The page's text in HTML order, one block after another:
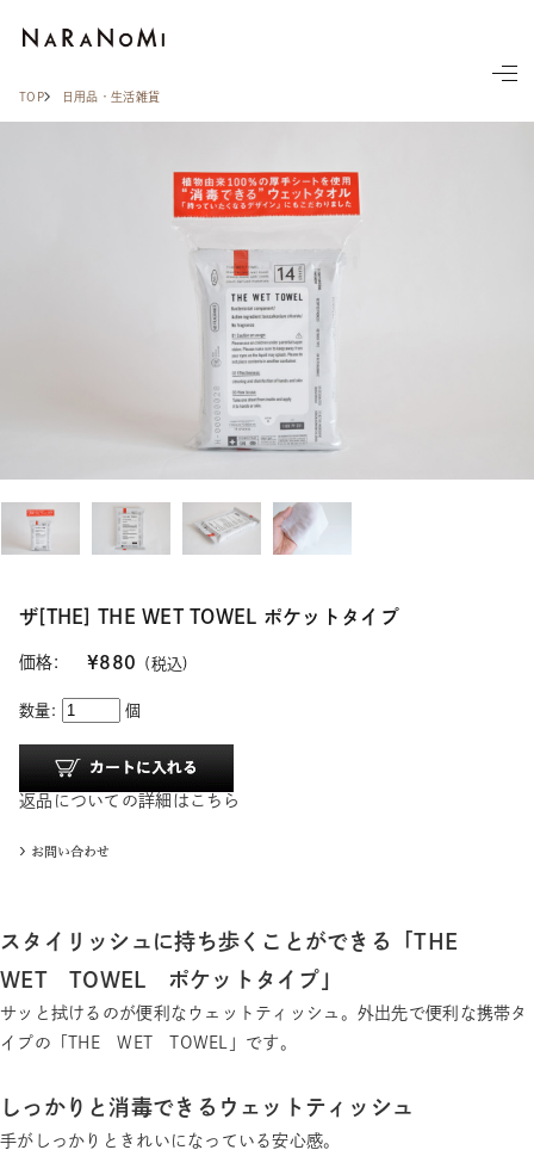
TOP 日用品・生活雑貨
ザ[THE] THE WET TOWEL ポケットタイプ
価格: ¥880 (税込)
数量: 個
返品についての詳細はこちら
スタイリッシュに持ち歩くことができる「THE
WET TOWEL ポケットタイプ」
サッと拭けるのが便利なウェットティッシュ。外出先で便利な携帯タ
イプの「THE WET TOWEL」です。
しっかりと消毒できるウェットティッシュ
手がしっかりときれいになっている安心感。